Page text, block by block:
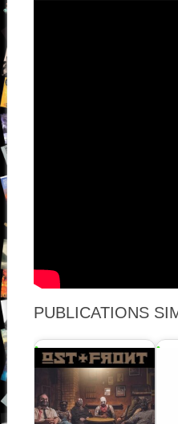
PUBLICATIONS